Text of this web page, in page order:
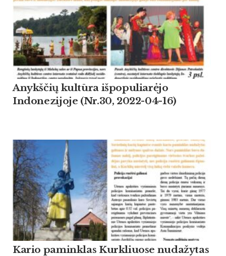
Anykščių kultūra išpopuliarėjo
Indonezijoje (Nr.30, 2022-04-16)
Kario paminklas Kurkliuose nudažytas